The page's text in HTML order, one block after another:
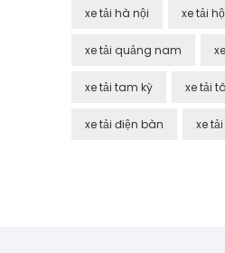
xe tải hà nội xe tải
xe tải quảng nam
xe tải tam kỳ xe tải
xe tải điện bàn xe